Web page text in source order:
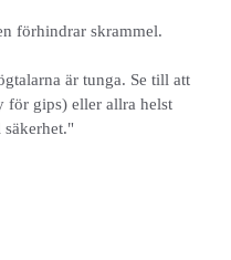
förhindrar skrammel.
är tunga. Se till att
för gips) eller allra helst